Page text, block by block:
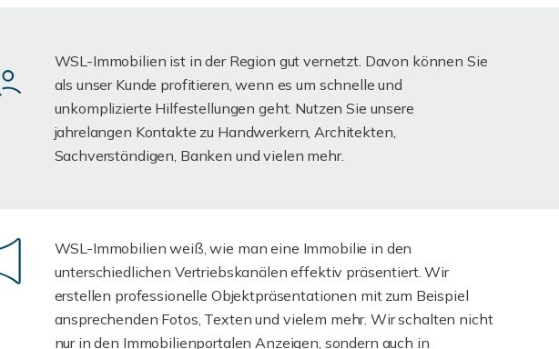
WSL-Immobilien ist in der Region gut vernetzt. Davon können Sie
als unser Kunde profitieren, wenn es um schnelle und
unkomplizierte Hilfestellungen geht. Nutzen Sie unsere
jahrelangen Kontakte zu Handwerkern, Architekten,
Sachverständigen, Banken und vielen mehr.
WSL-Immobilien weiß, wie man eine Immobilie in den
unterschiedlichen Vertriebskanälen effektiv präsentiert. Wir
erstellen professionelle Objektpräsentationen mit zum Beispiel
ansprechenden Fotos, Texten und vielem mehr. Wir schalten nicht
nur in den Immobilienportalen Anzeigen, sondern auch in